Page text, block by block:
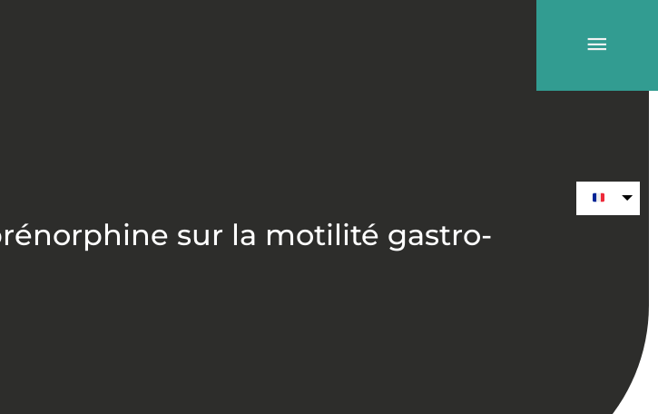
sur la motilité gastro-